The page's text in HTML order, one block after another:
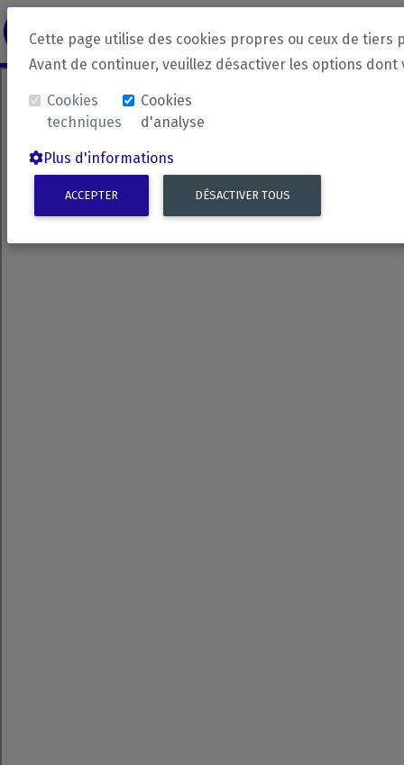
revirada Langue source Langue
Cette page utilise des cookies propres ou ceux de
Avant de continuer, veuillez désactiver les options dont
Cookies
techniques
Cookies
d'analyse
Plus d'informations
ACCEPTER DÉSACTIVER TOUS